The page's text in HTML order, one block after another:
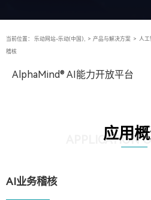
当前位置： 乐动网站-乐动(中国), > 产品与解决方案 > 人工
稽核
AlphaMind® AI能力开放平台
应用
APPLICATION
AI业务稽核